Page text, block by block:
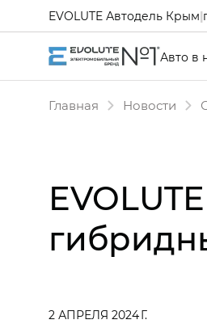
EVOLUTE Автодель Крым|
Авто в
Главная Новости
2 АПРЕЛЯ 2024 Г.